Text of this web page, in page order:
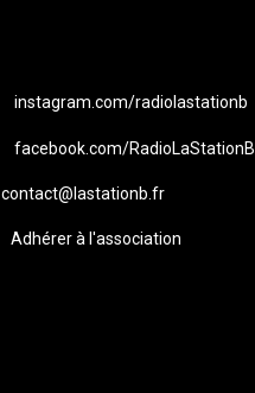
instagram.com/radiolastationb
facebook.com/RadioLaStationB
contact@lastationb.fr
Adhérer à l'association